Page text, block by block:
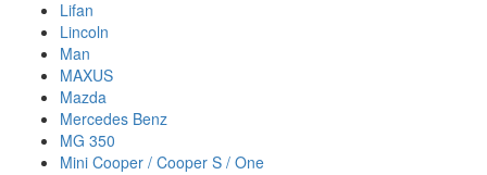
Lifan
Lincoln
Man
MAXUS
Mazda
Mercedes Benz
MG 350
Mini Cooper / Cooper S / One